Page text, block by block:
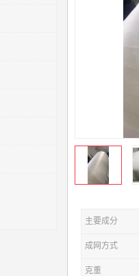
主要成分
成网方式
克重